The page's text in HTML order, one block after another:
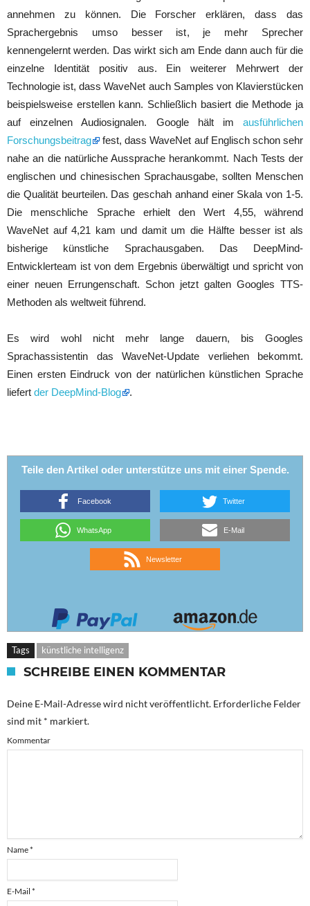
annehmen zu können. Die Forscher erklären, dass das
Sprachergebnis umso besser ist, je mehr Sprecher
kennengelernt werden. Das wirkt sich am Ende dann auch für die
einzelne Identität positiv aus. Ein weiterer Mehrwert der
Technologie ist, dass WaveNet auch Samples von Klavierstücken
beispielsweise erstellen kann. Schließlich basiert die Methode ja
auf einzelnen Audiosignalen. Google hält im ausführlichen
Forschungsbeitrag
fest, dass WaveNet auf Englisch schon sehr
nahe an die natürliche Aussprache herankommt. Nach Tests der
englischen und chinesischen Sprachausgabe, sollten Menschen
die Qualität beurteilen. Das geschah anhand einer Skala von 1-5.
Die menschliche Sprache erhielt den Wert 4,55, während
WaveNet auf 4,21 kam und damit um die Hälfte besser ist als
bisherige künstliche Sprachausgaben. Das DeepMind-
Entwicklerteam ist von dem Ergebnis überwältigt und spricht von
einer neuen Errungenschaft. Schon jetzt galten Googles TTS-
Methoden als weltweit führend.
Es wird wohl nicht mehr lange dauern, bis Googles
Sprachassistentin das WaveNet-Update verliehen bekommt.
Einen ersten Eindruck von der natürlichen künstlichen Sprache
liefert der DeepMind-Blog .
Teile den Artikel oder unterstütze uns mit einer Spende.
Facebook Twitter
WhatsApp E-Mail
Newsletter
Tags künstliche intelligenz
SCHREIBE EINEN KOMMENTAR
Deine E-Mail-Adresse wird nicht veröffentlicht. Erforderliche Felder
sind mit * markiert.
Kommentar
Name*
E-Mail *